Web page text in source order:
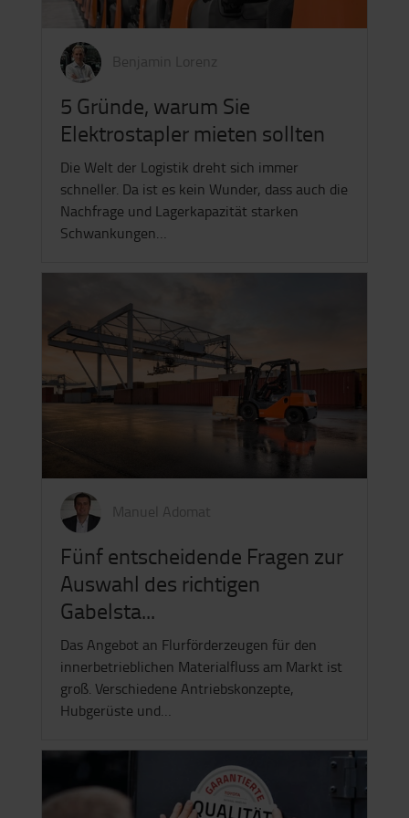
Benjamin Lorenz
5 Gründe, warum Sie
Elektrostapler mieten sollten
Die Welt der Logistik dreht sich immer
schneller. Da ist es kein Wunder, dass auch die
Nachfrage und Lagerkapazität starken
Schwankungen…
Manuel Adomat
Fünf entscheidende Fragen zur
Auswahl des richtigen
Gabelsta...
Das Angebot an Flurförderzeugen für den
innerbetrieblichen Materialfluss am Markt ist
groß. Verschiedene Antriebskonzepte,
Hubgerüste und…